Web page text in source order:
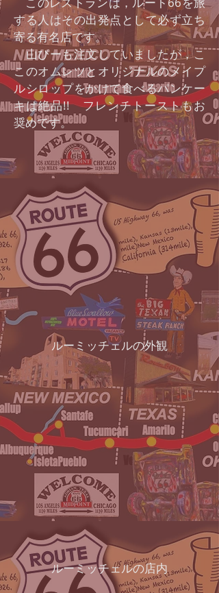
する人はその出発点として必ず立ち
寄る有名店です。
山ぴーも注文していましたが，こ
このオムレツとオリジナルのメイプ
ルシロップをかけて食べるパンケー
キは絶品!! フレンチトーストもお
奨めです。
ルーミッチェルの外観
ルーミッチェルの店内